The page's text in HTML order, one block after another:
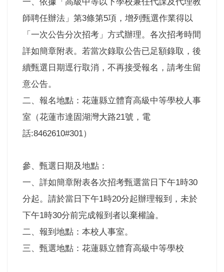
師聘任辦法」第3條第5項，增列甄選作業得以
「一次公告分次招考」方式辦理。各次招考時間
詳如簡章附表。若當次錄取公告已足額錄取，後
續甄選日期逕行取消，不再接受報名，請考生留
意公告。
二、報名地點：花蓮縣立體育高級中等學校人事
室（花蓮市達固湖灣大路21號，電
話:8462610#301）
參、甄選日期及地點：
一、詳如簡章附表各次招考甄選當日下午1時30
分起。請於當日下午1時20分起辦理報到，未於
下午1時30分前完成報到者以棄權論。
二、報到地點：本校人事室。
三、甄選地點：花蓮縣立體育高級中等學校